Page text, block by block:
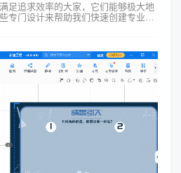
足追求效率的大家，它们能够极大地
门设计来帮助我们快速创建专业演